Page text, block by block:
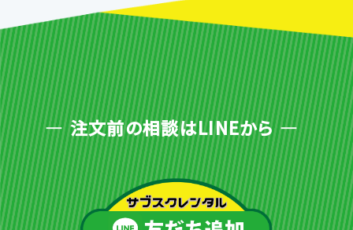
注文前の相談はLINEから